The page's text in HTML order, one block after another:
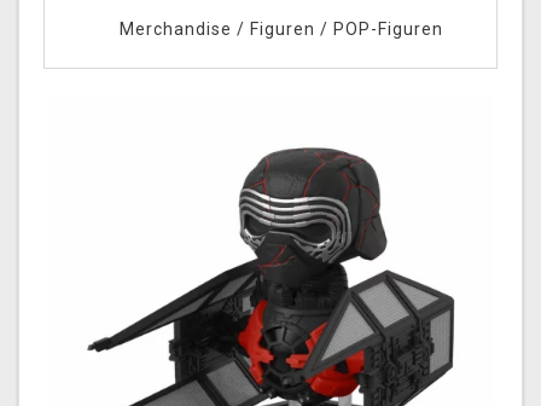
Merchandise / Figuren / POP-Figuren